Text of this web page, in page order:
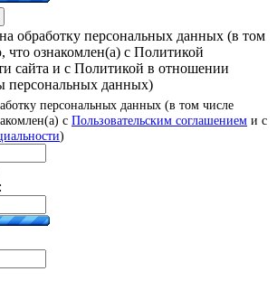
обработку персональных данных (в том
что ознакомлен(а) с Политикой
сайта и с Политикой в отношении
персональных данных)
персональных данных (в том числе
с Пользовательским соглашением и с
)